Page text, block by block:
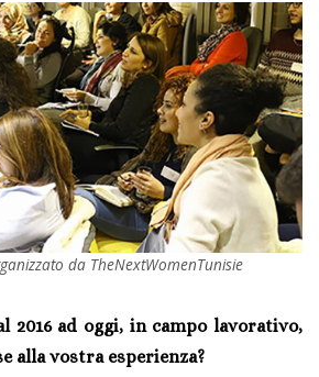
da TheNextWomenTunisie
2016 ad oggi, in campo lavorativo,
alla vostra esperienza?